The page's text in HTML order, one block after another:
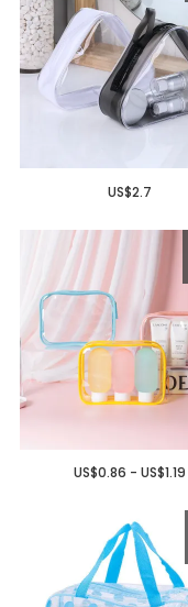
US$2.7
US$0.86 - US$1.19